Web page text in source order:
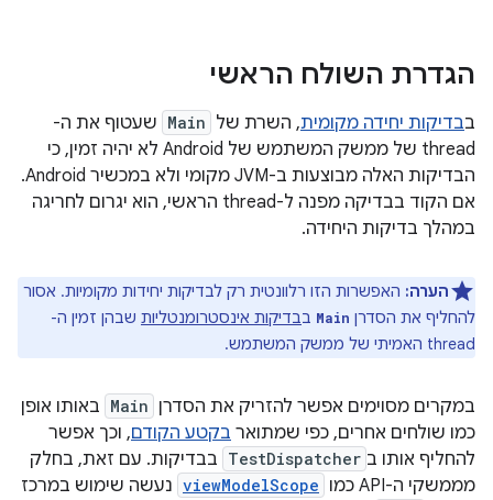
הגדרת השולח הראשי
בבדיקות יחידה מקומית, השרת של Main שעטוף את ה-
thread של ממשק המשתמש של Android לא יהיה זמין, כי
הבדיקות האלה מבוצעות ב-JVM מקומי ולא במכשיר Android.
אם הקוד בבדיקה מפנה ל-thread הראשי, הוא יגרום לחריגה
במהלך בדיקות היחידה.
הערה: האפשרות הזו רלוונטית רק לבדיקות יחידות מקומיות. אסור
להחליף את הסדרן Main בבדיקות אינסטרומנטליות שבהן זמין ה-
thread האמיתי של ממשק המשתמש.
במקרים מסוימים אפשר להזריק את הסדרן Main באותו אופן
כמו שולחים אחרים, כפי שמתואר בקטע הקודם, וכך אפשר
להחליף אותו ב TestDispatcher בבדיקות. עם זאת, בחלק
מממשקי ה-API כמו
viewModelScope נעשה שימוש במרכז